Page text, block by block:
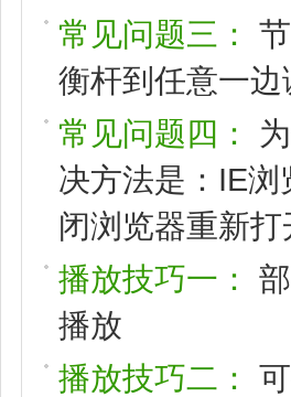
常见问题三：
衡杆到任意一边
常见问题四：
决方法是：IE
闭浏览器重新打
播放技巧一：
播放
播放技巧二：